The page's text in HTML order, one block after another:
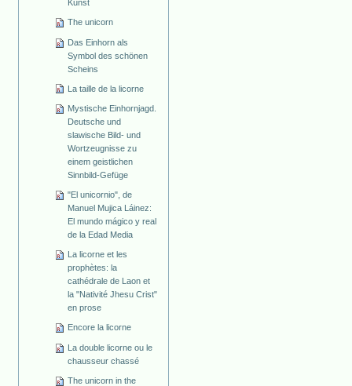
Kunst
The unicorn
Das Einhorn als
Symbol des schönen
Scheins
La taille de la licorne
Mystische Einhornjagd.
Deutsche und
slawische Bild- und
Wortzeugnisse zu
einem geistlichen
Sinnbild-Gefüge
"El unicornio", de
Manuel Mujica Láinez:
El mundo mágico y real
de la Edad Media
La licorne et les
prophètes: la
cathédrale de Laon et
la "Nativité Jhesu Crist"
en prose
Encore la licorne
La double licorne ou le
chausseur chassé
The unicorn in the